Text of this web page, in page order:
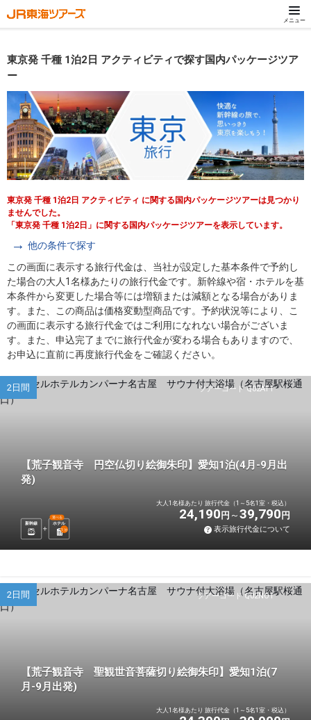
メニュー
東京発 千種 1泊2日 アクティビティで探す国内パッケージツア
ー
東京発 千種 1泊2日 アクティビティ に関する国内パッケージツアーは見つかり
ませんでした。
「東京発 千種 1泊2日」に関する国内パッケージツアーを表示しています。
他の条件で探す
この画面に表示する旅行代金は、当社が設定した基本条件で予約し
た場合の大人1名様あたりの旅行代金です。新幹線や宿・ホテルを基
本条件から変更した場合等には増額または減額となる場合がありま
す。また、この商品は価格変動型商品です。予約状況等により、こ
の画面に表示する旅行代金ではご利用になれない場合がございま
す。また、申込完了までに旅行代金が変わる場合もありますので、
お申込に直前に再度旅行代金をご確認ください。
ツアーコード Q02AT1
2日間
【荒子観音寺 円空仏切り絵御朱印】愛知1泊(4月-9月出
発)
新幹線 ホテル
選べる
1 泊
大人1名様あたり 旅行代金（1～5名1室・税込）
24,190 円 39,790 円
表示旅行代金について
ツアーコード Q02NO1
2日間
【荒子観音寺 聖観世音菩薩切り絵御朱印】愛知1泊(7
月-9月出発)
大人1名様あたり 旅行代金（1～5名1室・税込）